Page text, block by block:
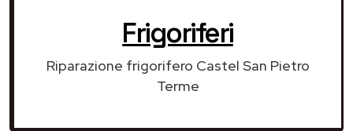
Frigoriferi
Riparazione frigorifero Castel San Pietro
Terme